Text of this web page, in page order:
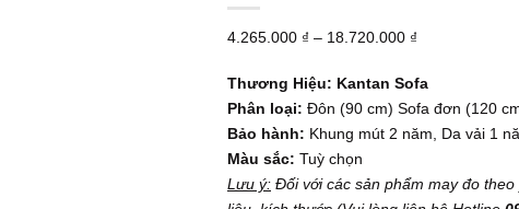
4.265.000 ₫ – 18.720.000 ₫
từ
4.265.000 ₫
đến
Thương Hiệu: Kantan Sofa
Phân loại: Đôn (90 cm) Sofa đơn (120
Bảo hành: Khung mút 2 năm, Da vải 1
Màu sắc: Tuỳ chọn
Lưu ý: Đối với các sản phẩm may đo